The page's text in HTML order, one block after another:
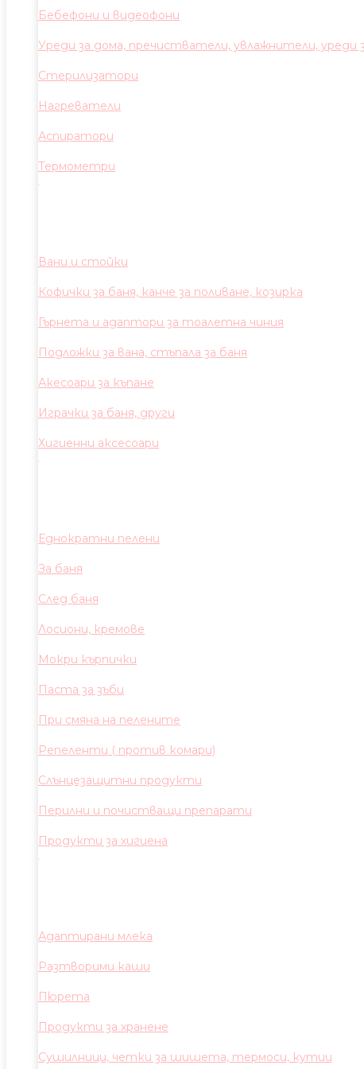
Бебефони и видеофони
Уреди за дома, пречистватели, увлажнители, уреди
Стерилизатори
Нагреватели
Аспиратори
Термометри
Вани и стойки
Кофички за баня, канче за поливане, козирка
Гърнета и адаптори за тоалетна чиния
Подложки за вана, стъпала за баня
Акесоари за къпане
Играчки за баня, други
Хигиенни аксесоари
Еднократни пелени
За баня
След баня
Лосиони, кремове
Мокри кърпички
Паста за зъби
При смяна на пелените
Репеленти ( против комари)
Слънцезащитни продукти
Перилни и почистващи препарати
Продукти за хигиена
Адаптирани млека
Разтворими каши
Пюрета
Продукти за хранене
Сушилници, четки за шишета, термоси, кутии